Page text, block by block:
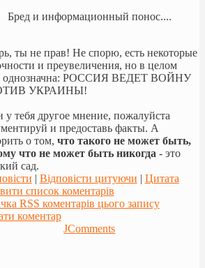
Бред и информационный понос....
ты не прав! Не спорю, есть некоторые
и преувеличения, но в целом
однозначна: РОССИЯ ВЕДЕТ ВОЙНУ
УКРАИНЫ!
у тебя другое мнение, пожалуйста
и предоставь факты. А
о том, что такого не может быть,
что не может быть никогда- это
сад.
| Відповісти цитуючи | Цитата
список коментарів
RSS коментарів цього запису
коментар
JComments